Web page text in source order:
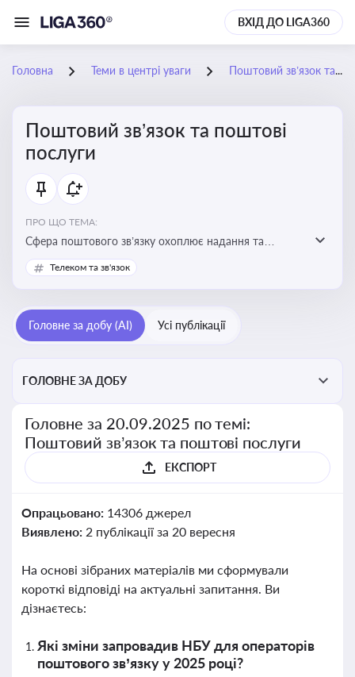
ВХІД ДО LIGA360
Головна Теми в центрі уваги Поштовий зв’язок та поштові послуги
Поштовий зв’язок та поштові
послуги
ПРО ЩО ТЕМА:
Сфера поштового зв’язку охоплює надання та
контроль послуг поштового обслуговування, що
регулюється спеціальним законодавством. Для
ліцензійних умов, участі в державних реєстрах і
забезпечення прав споживачів.
Телеком та зв'язок
Головне за добу (AI) Усі публікації
ГОЛОВНЕ ЗА ДОБУ
Головне за 20.09.2025 по темі:
Поштовий зв’язок та поштові послуги
ЕКСПОРТ
Опрацьовано: 14306 джерел
Виявлено: 2 публікації за 20 вересня
На основі зібраних матеріалів ми сформували
короткі відповіді на актуальні запитання. Ви
дізнаєтесь:
Які зміни запровадив НБУ для операторів
поштового зв’язку у 2025 році?